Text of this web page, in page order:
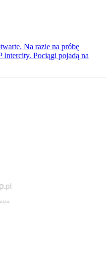
Na razie na próbę
Intercity. Pociągi pojadą na